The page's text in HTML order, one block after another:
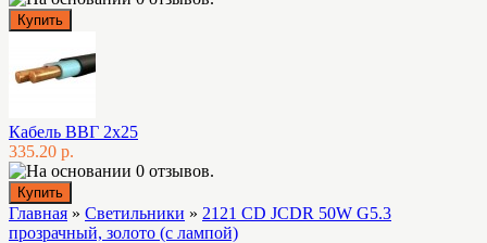
Кабель ВВГ 2х25
335.20 р.
Главная » Светильники » 2121 CD JCDR 50W G5.3
прозрачный, золото (с лампой)